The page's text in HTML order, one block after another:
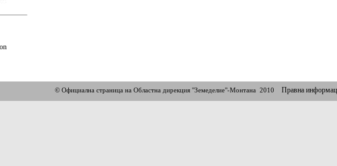
© Официална страница на Областна дирекция "Земеделие"-Монтана 2010 Правна